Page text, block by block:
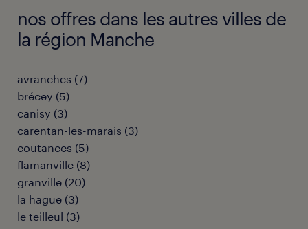
nos offres dans les autres villes de
la région Manche
avranches (7)
brécey (5)
canisy (3)
carentan-les-marais (3)
coutances (5)
flamanville (8)
granville (20)
la hague (3)
le teilleul (3)